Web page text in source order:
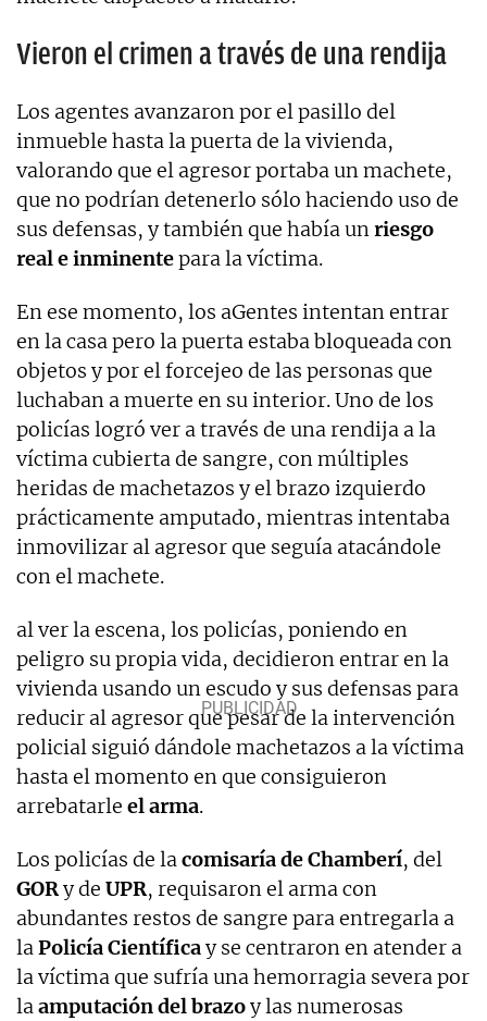
Vieron el crimen a través de una rendija
Los agentes avanzaron por el pasillo del
inmueble hasta la puerta de la vivienda,
valorando que el agresor portaba un machete,
que no podrían detenerlo sólo haciendo uso de
sus defensas, y también que había unriesgo
real e inminentepara la víctima.
En ese momento, los aGentes intentan entrar
en la casa pero la puerta estaba bloqueada con
objetos y por el forcejeo de las personas que
luchaban a muerte en su interior. Uno de los
policías logró ver a través de una rendija a la
víctima cubierta de sangre, con múltiples
heridas de machetazos y el brazo izquierdo
prácticamente amputado, mientras intentaba
inmovilizar al agresor que seguía atacándole
con el machete.
al ver la escena, los policías, poniendo en
peligro su propia vida, decidieron entrar en la
vivienda usando un escudo y sus defensas para
reducir al agresor que pesar de la intervención
policial siguió dándole machetazos a la víctima
hasta el momento en que consiguieron
arrebatarle el arma.
Los policías de lacomisaría de Chamberí, del
GORy de UPR, requisaron el arma con
abundantes restos de sangre para entregarla a
laPolicía Científicay se centraron en atender a
la víctima que sufría una hemorragia severa por
laamputación del brazoy las numerosas